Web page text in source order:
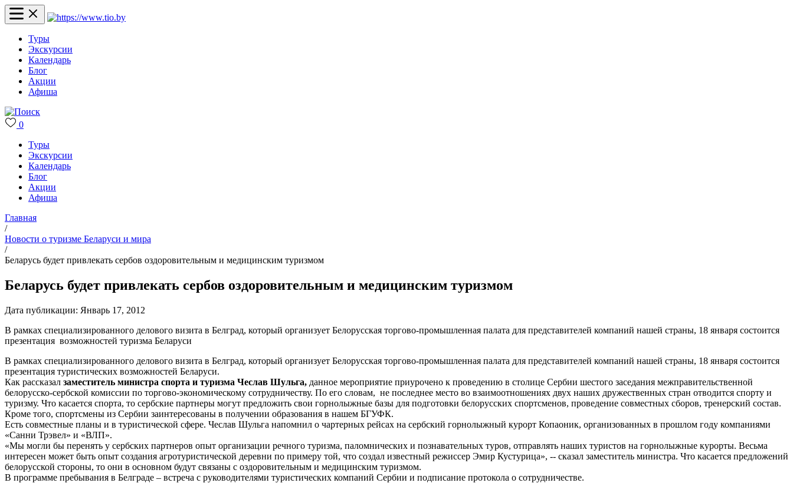
Туры
Экскурсии
Календарь
Блог
Акции
Афиша
0
Туры
Экскурсии
Календарь
Блог
Акции
Афиша
Главная
/
Новости о туризме Беларуси и мира
/
Беларусь будет привлекать сербов оздоровительным и медицинским туризмом
Беларусь будет привлекать сербов оздоровительным и медицинским туризмом
Дата публикации: Январь 17, 2012
В рамках специализированного делового визита в Белград, который организует Белорусская торгово-промышленная палата для представителей компаний нашей страны, 18 января состоится
презентация возможностей туризма Беларуси
В рамках специализированного делового визита в Белград, который организует Белорусская торгово-промышленная палата для представителей компаний нашей страны, 18 января состоится
презентация туристических возможностей Беларуси.
Как рассказал заместитель министра спорта и туризма Чеслав Шульга, данное мероприятие приурочено к проведению в столице Сербии шестого заседания межправительственной
белорусско-сербской комиссии по торгово-экономическому сотрудничеству. По его словам, не последнее место во взаимоотношениях двух наших дружественных стран отводится спорту и
туризму. Что касается спорта, то сербские партнеры могут предложить свои горнолыжные базы для подготовки белорусских спортсменов, проведение совместных сборов, тренерский состав.
Кроме того, спортсмены из Сербии заинтересованы в получении образования в нашем БГУФК.
Есть совместные планы и в туристической сфере. Чеслав Шульга напомнил о чартерных рейсах на сербский горнолыжный курорт Копаоник, организованных в прошлом году компаниями
«Санни Трэвел» и «ВЛП».
«Мы могли бы перенять у сербских партнеров опыт организации речного туризма, паломнических и познавательных туров, отправлять наших туристов на горнолыжные курорты. Весьма
интересен может быть опыт создания агротуристической деревни по примеру той, что создал известный режиссер Эмир Кустурица», -- сказал заместитель министра. Что касается предложений
белорусской стороны, то они в основном будут связаны с оздоровительным и медицинским туризмом.
В программе пребывания в Белграде – встреча с руководителями туристических компаний Сербии и подписание протокола о сотрудничестве.